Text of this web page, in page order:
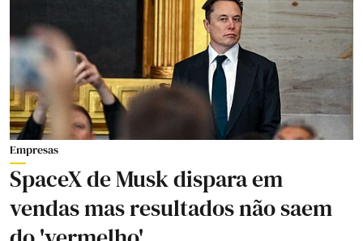
Empresas
SpaceX de Musk dispara em
vendas mas resultados não saem